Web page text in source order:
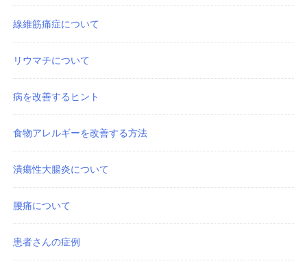
線維筋痛症について
リウマチについて
病を改善するヒント
食物アレルギーを改善する方法
潰瘍性大腸炎について
腰痛について
患者さんの症例